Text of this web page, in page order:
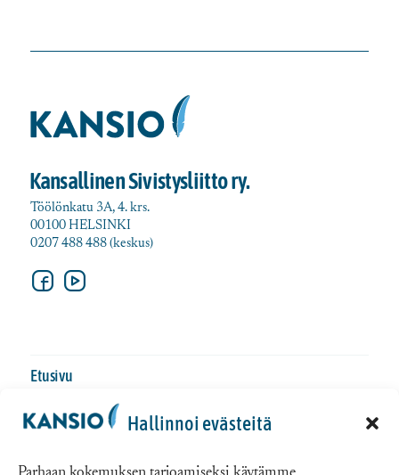
Hallinnoi evästeitä
Kansallinen Sivistysliitto ry.
Töölönkatu 3A, 4. krs.
00100 HELSINKI
0207 488 488 (keskus)
Etusivu
Tule koulutuksiin